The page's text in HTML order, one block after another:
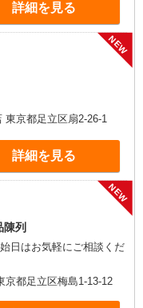
詳細を見る
NEW
東京都足立区扇2-26-1
詳細を見る
NEW
陳列
京都足立区梅島1-13-12